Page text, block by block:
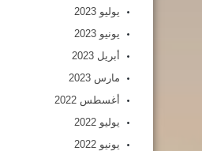
يوليو 2023
يونيو 2023
أبريل 2023
مارس 2023
أغسطس 2022
يوليو 2022
يونيو 2022